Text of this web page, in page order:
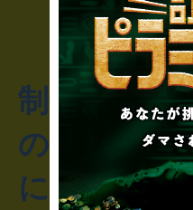
制作のご相
のお客様か
にお問い